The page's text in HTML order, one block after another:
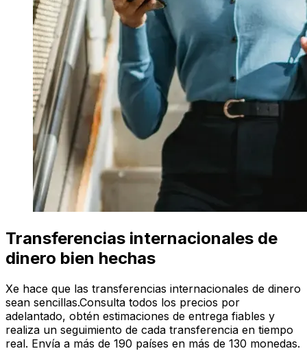
Transferencias internacionales de
dinero bien hechas
Xe hace que las transferencias internacionales de dinero
sean sencillas.Consulta todos los precios por
adelantado, obtén estimaciones de entrega fiables y
realiza un seguimiento de cada transferencia en tiempo
real. Envía a más de 190 países en más de 130 monedas.